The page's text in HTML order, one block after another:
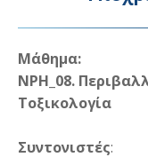
Μάθημα:
ΝΡΗ_08.
Τοξικολογία
Συντονιστές: